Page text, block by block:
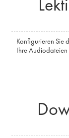
Konfigurieren Sie
Ihre Audiodateien